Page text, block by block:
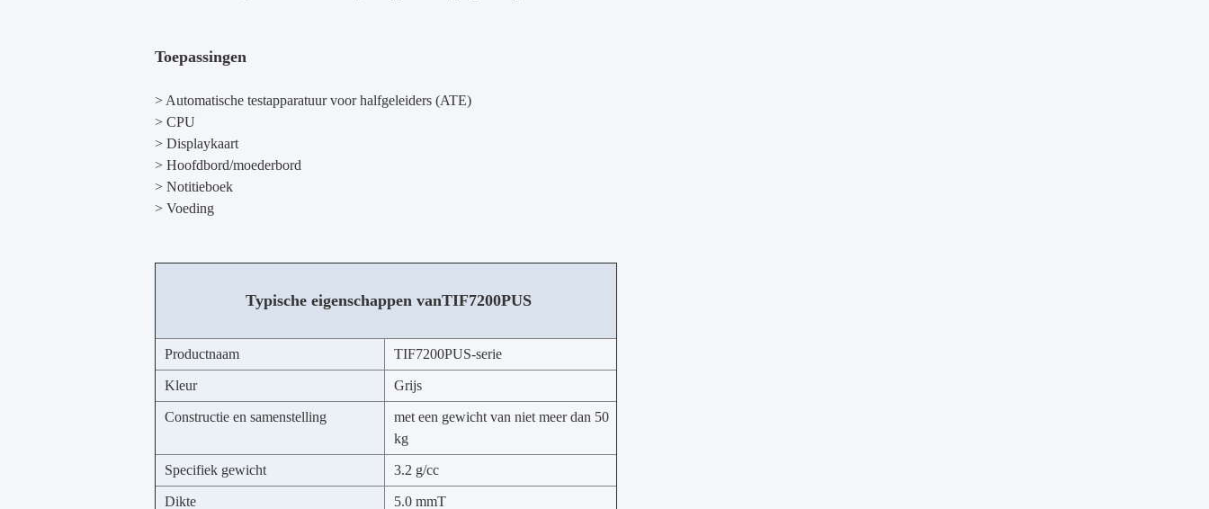
Toepassingen
> Automatische testapparatuur voor halfgeleiders (ATE)
> CPU
> Displaykaart
> Hoofdbord/moederbord
> Notitieboek
> Voeding
Typische eigenschappen vanTIF7200PUS
Productnaam TIF7200PUS-serie
Kleur Grijs
Constructie en samenstelling
met een gewicht van niet meer dan 50
kg
Specifiek gewicht 3.2 g/cc
Dikte 5.0 mmT